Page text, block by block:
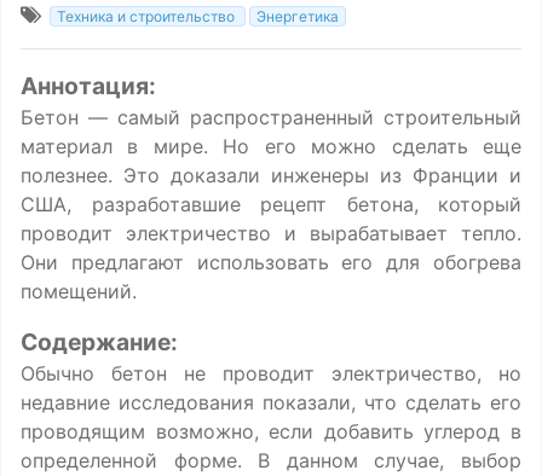
Техника и строительство Энергетика
Аннотация:
Бетон — самый распространенный строительный
материал в мире. Но его можно сделать еще
полезнее. Это доказали инженеры из Франции и
США, разработавшие рецепт бетона, который
проводит электричество и вырабатывает тепло.
Они предлагают использовать его для обогрева
помещений.
Содержание:
Обычно бетон не проводит электричество, но
недавние исследования показали, что сделать его
проводящим возможно, если добавить углерод в
определенной форме. В данном случае, выбор